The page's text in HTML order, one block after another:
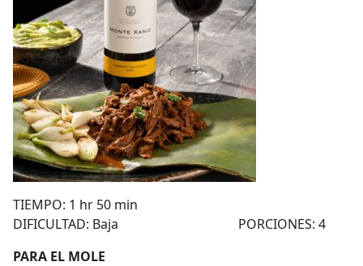
TIEMPO: 1 hr 50 min
DIFICULTAD: Baja PORCIONES: 4
PARA EL MOLE